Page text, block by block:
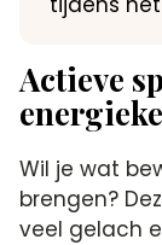
Actieve
Wil je wat
brengen?
veel gelach